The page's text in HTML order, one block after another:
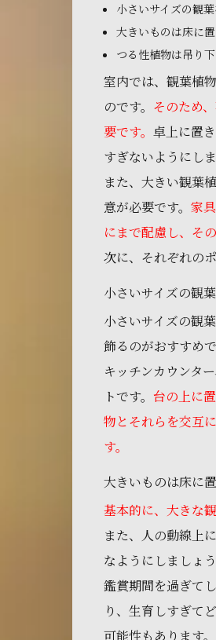
小さいサイズの観
大きいものは床に置
つる性植物は吊り
室内では、観葉植
のです。 そのため
要です。 卓上に置
すぎないようにしま
また、大きい観葉
意が必要です。 家
にまで配慮し、そ
次に、それぞれの
小さいサイズの観
小さいサイズの観
飾るのがおすすめで
キッチンカウンタ
トです。 台の上に
物とそれらを交互
す。
大きいものは床に
基本的に、大きな
また、人の動線上
なようにしましょう
鑑賞期間を過ぎて
り、生育しすぎて
可能性もあります。